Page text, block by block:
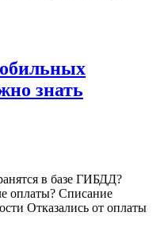
знать
в базе ГИБДД?
оплаты? Списание
Отказались от оплаты